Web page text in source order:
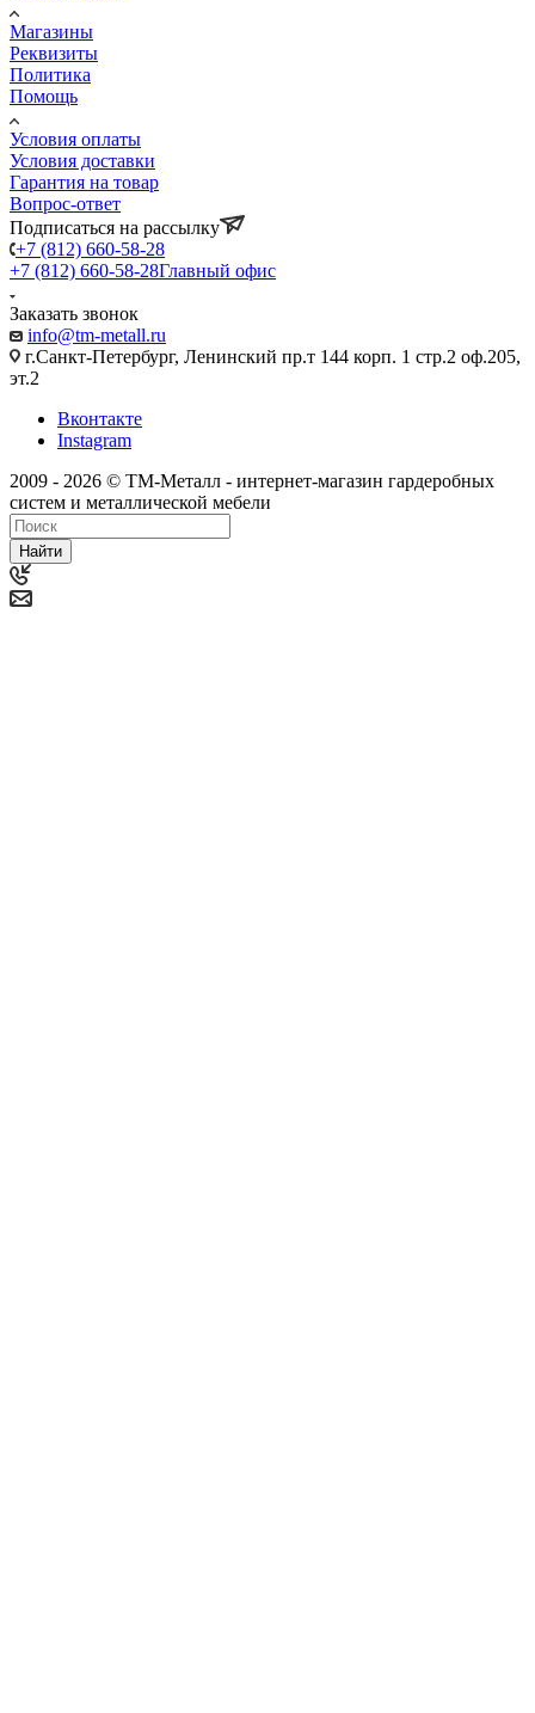
Магазины
Реквизиты
Политика
Помощь
Условия оплаты
Условия доставки
Гарантия на товар
Вопрос-ответ
Подписаться на рассылку
+7 (812) 660-58-28
+7 (812) 660-58-28Главный офис
Заказать звонок
info@tm-metall.ru
г.Санкт-Петербург, Ленинский пр.т 144 корп. 1 стр.2 оф.205,
эт.2
Вконтакте
Instagram
2009 - 2026 © ТМ-Металл - интернет-магазин гардеробных
систем и металлической мебели
Найти